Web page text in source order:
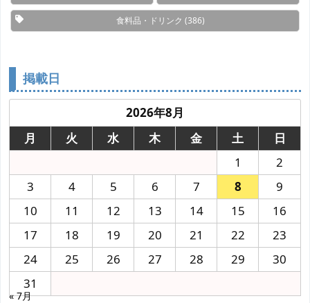
食料品・ドリンク (386)
掲載日
2026年8月
月
火 水 木 金 土
日
1
2
3
4 5 6 7 8
9
10
11 12 13 14 15
16
17
18 19 20 21 22
23
24
25 26 27 28 29
30
31
« 7月